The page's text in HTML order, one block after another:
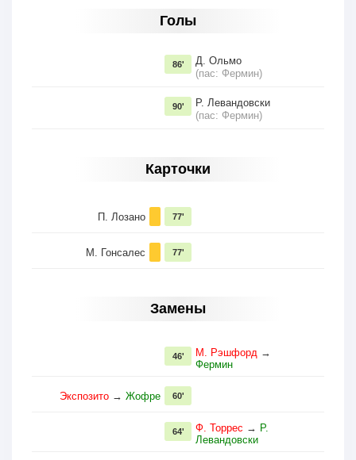
Голы
Д. Ольмо
(пас: Фермин)
86'
Р. Левандовски
(пас: Фермин)
90'
Карточки
П. Лозано 77'
М. Гонсалес 77'
Замены
М. Рэшфорд →
Фермин
46'
Экспозито → Жофре 60'
Ф. Торрес → Р.
Левандовски
64'